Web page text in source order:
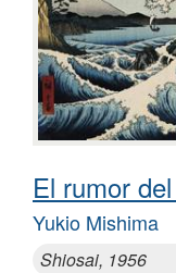
El rumor
Yukio Mishima
Shiosai, 1956